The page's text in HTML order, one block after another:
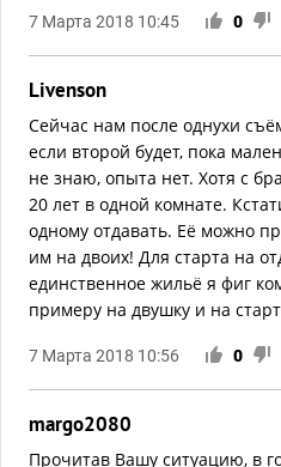
7 Марта 2018 10:45 0
Livenson
Сейчас нам после однухи
если второй будет, пока
не знаю, опыта нет. Хотя с
20 лет в одной комнате.
одному отдавать. Её можно
им на двоих! Для старта на
единственное жильё я фиг
примеру на двушку и на
7 Марта 2018 10:56 0
margo2080
Прочитав Вашу ситуацию, в